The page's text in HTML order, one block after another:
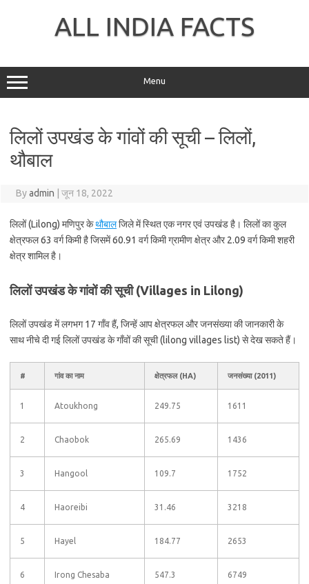
ALL INDIA FACTS
Menu
लिलों उपखंड के गांवों की सूची – लिलों,
थौबाल
Byadmin जून 18, 2022
लिलों (Lilong) मणिपुर केथौबालजिले में स्थित एक नगर एवं उपखंड है। लिलों का कुल
क्षेत्रफल 63 वर्ग किमी है जिसमें 60.91 वर्ग किमी ग्रामीण क्षेत्र और 2.09 वर्ग किमी शहरी
क्षेत्र शामिल है।
लिलों उपखंड के गांवों की सूची (Villages in Lilong)
लिलों उपखंड में लगभग 17 गाँव हैं, जिन्हें आप क्षेत्रफल और जनसंख्या की जानकारी के
साथ नीचे दी गई लिलों उपखंड के गाँवों की सूची (lilong villages list) से देख सकते हैं।
# गांव का नाम क्षेत्रफल (HA) जनसंख्या (2011)
1 Atoukhong 249.75 1611
2 Chaobok 265.69 1436
3 Hangool 109.7 1752
4 Haoreibi 31.46 3218
5 Hayel 184.77 2653
6 Irong Chesaba 547.3 6749